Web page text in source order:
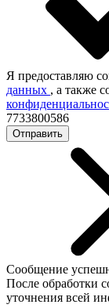
Я предоставляю
данных , а также
7733800586
Отправить
Сообщение
После обработки
уточнения всей